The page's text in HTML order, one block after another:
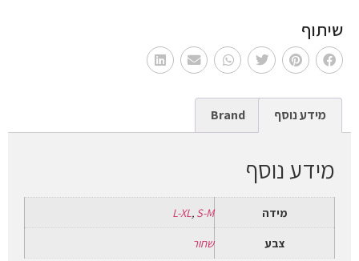
שיתוף
מידע נוסף Brand
מידע נוסף
מידה L-XL, S-M
צבע
שחור